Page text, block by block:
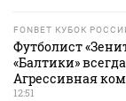
FONBET КУБОК
Футболист
«Балтики»
Агрессивная
12:51